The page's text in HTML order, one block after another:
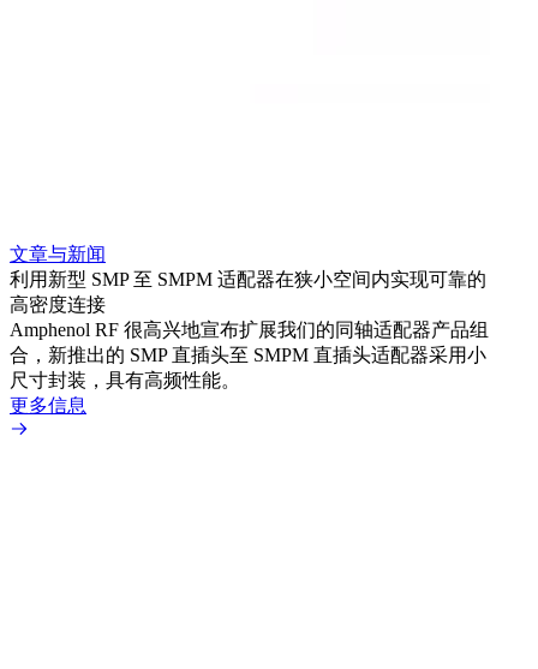
文章与新闻
利用新型 SMP 至 SMPM 适配器在狭小空间内实现可靠的
高密度连接
Amphenol RF 很高兴地宣布扩展我们的同轴适配器产品组
合，新推出的 SMP 直插头至 SMPM 直插头适配器采用小
尺寸封装，具有高频性能。
更多信息